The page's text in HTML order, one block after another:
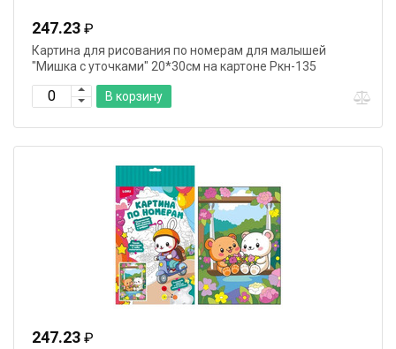
247.23 ₽
Картина для рисования по номерам для малышей
"Мишка с уточками" 20*30см на картоне Ркн-135
В корзину
247.23 ₽